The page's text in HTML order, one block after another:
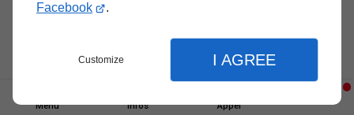
Facebook
.
Customize I AGREE
Menu Infos Appel